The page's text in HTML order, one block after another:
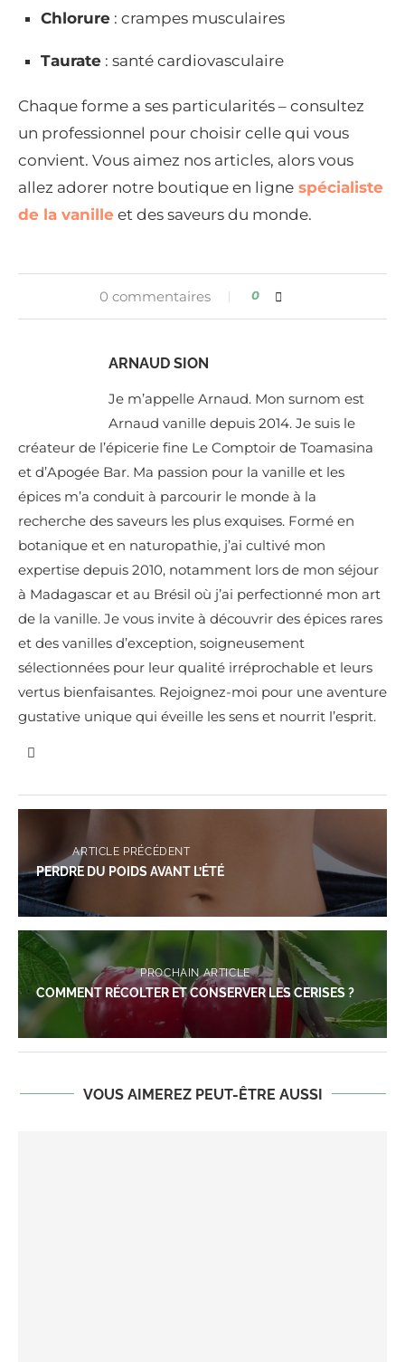
Chlorure : crampes musculaires
Taurate : santé cardiovasculaire
Chaque forme a ses particularités – consultez
un professionnel pour choisir celle qui vous
convient. Vous aimez nos articles, alors vous
allez adorer notre boutique en ligne spécialiste
de la vanille et des saveurs du monde.
0 commentaires 0
ARNAUD SION
Je m’appelle Arnaud. Mon surnom est
Arnaud vanille depuis 2014. Je suis le
créateur de l’épicerie fine Le Comptoir de Toamasina
et d’Apogée Bar. Ma passion pour la vanille et les
épices m’a conduit à parcourir le monde à la
recherche des saveurs les plus exquises. Formé en
botanique et en naturopathie, j’ai cultivé mon
expertise depuis 2010, notamment lors de mon séjour
à Madagascar et au Brésil où j’ai perfectionné mon art
de la vanille. Je vous invite à découvrir des épices rares
et des vanilles d’exception, soigneusement
sélectionnées pour leur qualité irréprochable et leurs
vertus bienfaisantes. Rejoignez-moi pour une aventure
gustative unique qui éveille les sens et nourrit l’esprit.
ARTICLE PRÉCÉDENT
PERDRE DU POIDS AVANT L’ÉTÉ
PROCHAIN ARTICLE
COMMENT RÉCOLTER ET CONSERVER LES CERISES ?
VOUS AIMEREZ PEUT-ÊTRE AUSSI